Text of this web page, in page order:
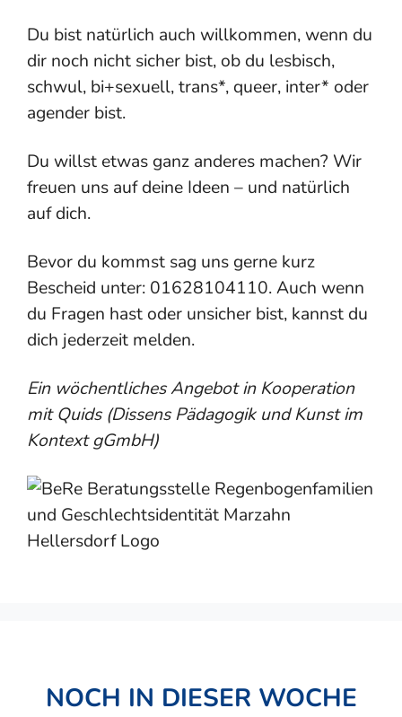
Du bist natürlich auch willkommen, wenn du
dir noch nicht sicher bist, ob du lesbisch,
schwul, bi+sexuell, trans*, queer, inter* oder
agender bist.
Du willst etwas ganz anderes machen? Wir
freuen uns auf deine Ideen – und natürlich
auf dich.
Bevor du kommst sag uns gerne kurz
Bescheid unter: 01628104110. Auch wenn
du Fragen hast oder unsicher bist, kannst du
dich jederzeit melden.
Ein wöchentliches Angebot in Kooperation
mit Quids (Dissens Pädagogik und Kunst im
Kontext gGmbH)
NOCH IN DIESER WOCHE